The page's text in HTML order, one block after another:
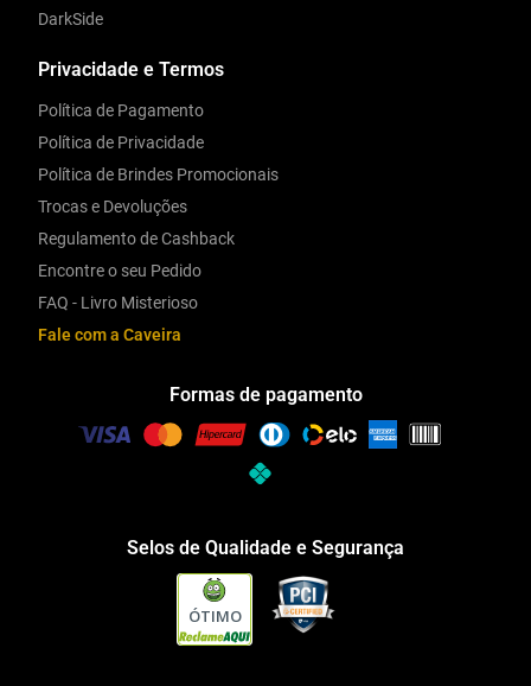
Privacidade e Termos
Política de Pagamento
Política de Privacidade
Política de Brindes Promocionais
Trocas e Devoluções
Regulamento de Cashback
Encontre o seu Pedido
FAQ - Livro Misterioso
Fale com a Caveira
DarkSide
Formas de pagamento
Selos de Qualidade e Segurança
ÓTIMO